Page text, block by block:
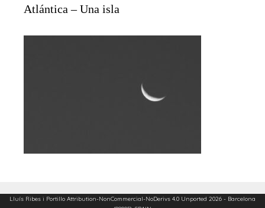
Atlántica – Una isla
Lluís Ribes i Portillo Attribution-NonCommercial-NoDerivs 4.0 Unported 2026 - Barcelona